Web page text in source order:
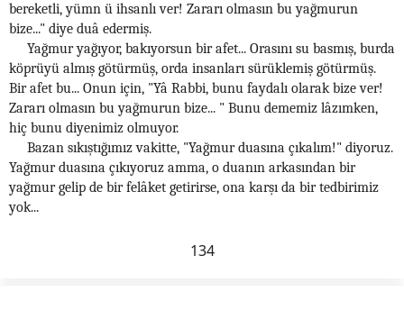
bereketli, yümn ü ihsanlı ver! Zararı olmasın bu yağmurun
bize..." diye duâ edermiş.
Yağmur yağıyor, bakıyorsun bir afet... Orasını su basmış, burda
köprüyü almış götürmüş, orda insanları sürüklemiş götürmüş.
Bir afet bu... Onun için, "Yâ Rabbi, bunu faydalı olarak bize ver!
Zararı olmasın bu yağmurun bize... " Bunu dememiz lâzımken,
hiç bunu diyenimiz olmuyor.
Bazan sıkıştığımız vakitte, "Yağmur duasına çıkalım!" diyoruz.
Yağmur duasına çıkıyoruz amma, o duanın arkasından bir
yağmur gelip de bir felâket getirirse, ona karşı da bir tedbirimiz
yok...
134